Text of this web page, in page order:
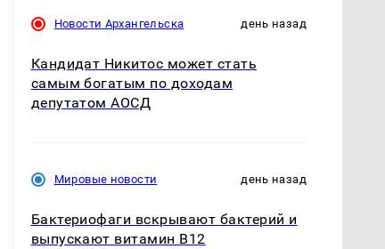
Новости Архангельска день назад
Кандидат Никитос может стать
самым богатым по доходам
депутатом АОСД
Мировые новости день назад
Бактериофаги вскрывают бактерий и
выпускают витамин B12